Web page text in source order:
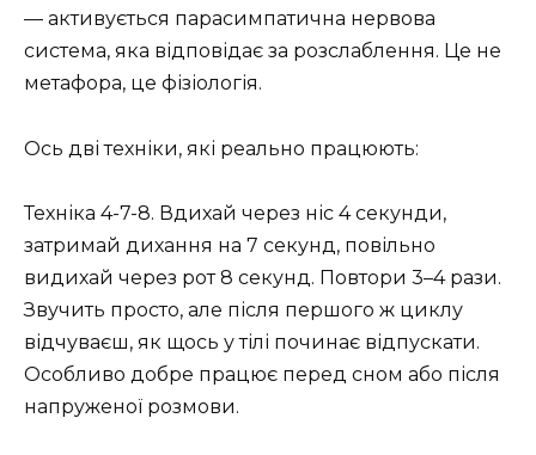
— активується парасимпатична нервова
система, яка відповідає за розслаблення. Це не
метафора, це фізіологія.
Ось дві техніки, які реально працюють:
Техніка 4-7-8. Вдихай через ніс 4 секунди,
затримай дихання на 7 секунд, повільно
видихай через рот 8 секунд. Повтори 3–4 рази.
Звучить просто, але після першого ж циклу
відчуваєш, як щось у тілі починає відпускати.
Особливо добре працює перед сном або після
напруженої розмови.